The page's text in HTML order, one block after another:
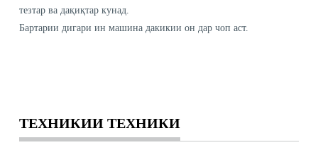
тезтар ва дақиқтар кунад.
Бартарии дигари ин машина дакикии он дар чоп аст.
ТЕХНИКИИ ТЕХНИКИ